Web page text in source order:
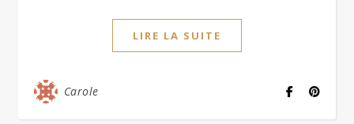
LIRE LA SUITE
Carole